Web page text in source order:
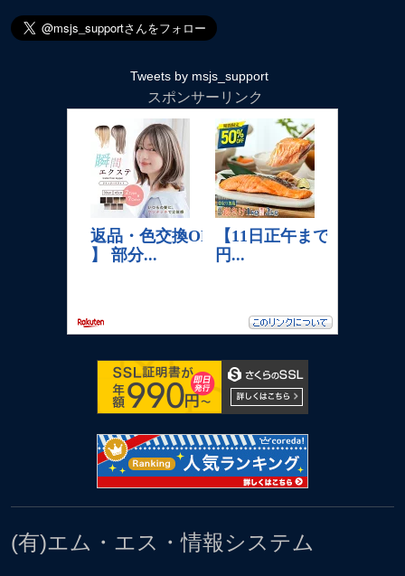
Tweets by msjs_support
スポンサーリンク
(有)エム・エス・情報システム